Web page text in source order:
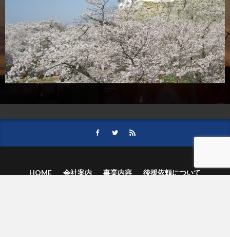
HOME 会社案内 事業内容
後援依頼について